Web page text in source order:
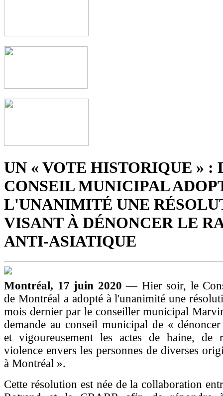
UN « VOTE HISTORIQUE » :
CONSEIL MUNICIPAL
L'UNANIMITÉ UNE
VISANT À DÉNONCER LE
ANTI-ASIATIQUE
Montréal, 17 juin 2020— Hier soir, le
de Montréal a adopté à l'unanimité une
mois dernier par le conseiller municipal
demande au conseil municipal de «
et vigoureusement les actes de haine, de
violence envers les personnes de diverses
à Montréal ».
Cette résolution est née de la collaboration